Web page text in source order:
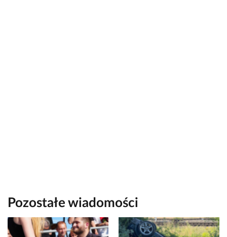
Pozostałe wiadomości